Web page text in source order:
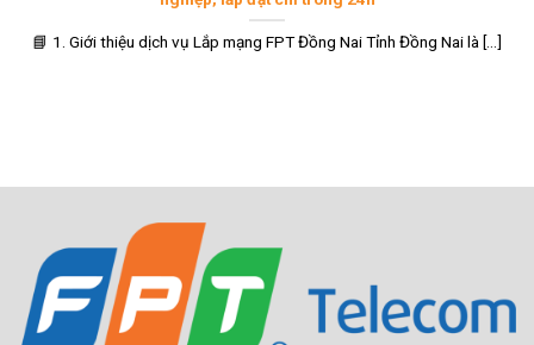
📘 1. Giới thiệu dịch vụ Lắp mạng FPT Đồng Nai Tỉnh Đồng Nai là [...]